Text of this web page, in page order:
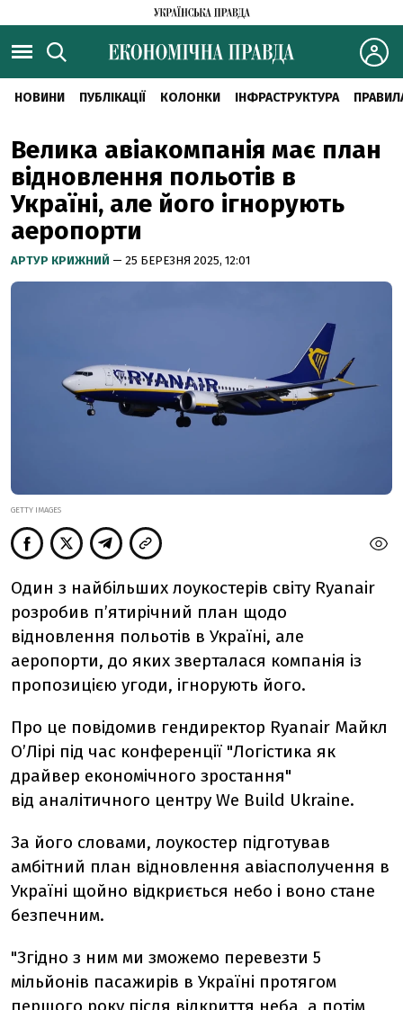
НОВИНИ ПУБЛІКАЦІЇ КОЛОНКИ ІНФРАСТРУКТУРА
Велика авіакомпанія має план
відновлення польотів в
Україні, але його ігнорують
аеропорти
АРТУР КРИЖНИЙ — 25 БЕРЕЗНЯ 2025, 12:01
GETTY IMAGES
Один з найбільших лоукостерів світу Ryanair
розробив п’ятирічний план щодо
відновлення польотів в Україні, але
аеропорти, до яких зверталася компанія із
пропозицією угоди, ігнорують його.
Про це повідомив гендиректор Ryanair Майкл
О’Лірі під час конференції "Логістика як
драйвер економічного зростання"
від аналітичного центру We Build Ukraine.
За його словами, лоукостер підготував
амбітний план відновлення авіасполучення в
Україні щойно відкриється небо і воно стане
безпечним.
"Згідно з ним ми зможемо перевезти 5
мільйонів пасажирів в Україні протягом